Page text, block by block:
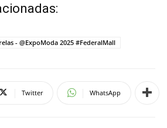
- @ExpoModa 2025 #FederalMall
Twitter WhatsApp